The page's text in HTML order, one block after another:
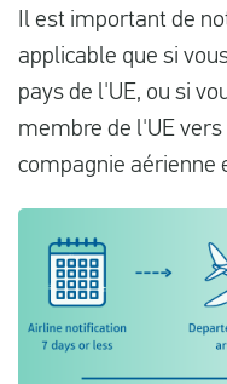
Il est important de
applicable que si
pays de l'UE, ou si
membre de l'UE vers
compagnie aérienne